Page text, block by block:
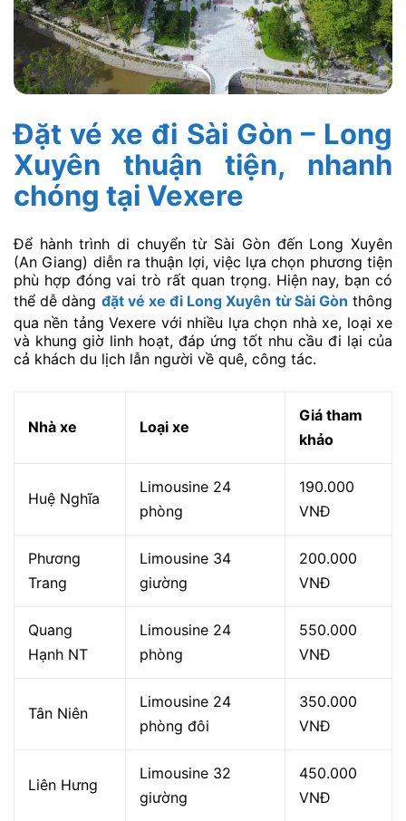
Đặt vé xe đi Sài Gòn – Long
Xuyên thuận tiện, nhanh
chóng tại Vexere
Để hành trình di chuyển từ Sài Gòn đến Long Xuyên
(An Giang) diễn ra thuận lợi, việc lựa chọn phương tiện
phù hợp đóng vai trò rất quan trọng. Hiện nay, bạn có
thể dễ dàng đặt vé xe đi Long Xuyên từ Sài Gòn thông
qua nền tảng Vexere với nhiều lựa chọn nhà xe, loại xe
và khung giờ linh hoạt, đáp ứng tốt nhu cầu đi lại của
cả khách du lịch lẫn người về quê, công tác.
Nhà xe Loại xe
Giá tham
khảo
Huệ Nghĩa
Limousine 24
phòng
190.000
VNĐ
Phương
Trang
Limousine 34
giường
200.000
VNĐ
Quang
Hạnh NT
Limousine 24
phòng
550.000
VNĐ
Tân Niên
Limousine 24
phòng đôi
350.000
VNĐ
Liên Hưng
Limousine 32
giường
450.000
VNĐ